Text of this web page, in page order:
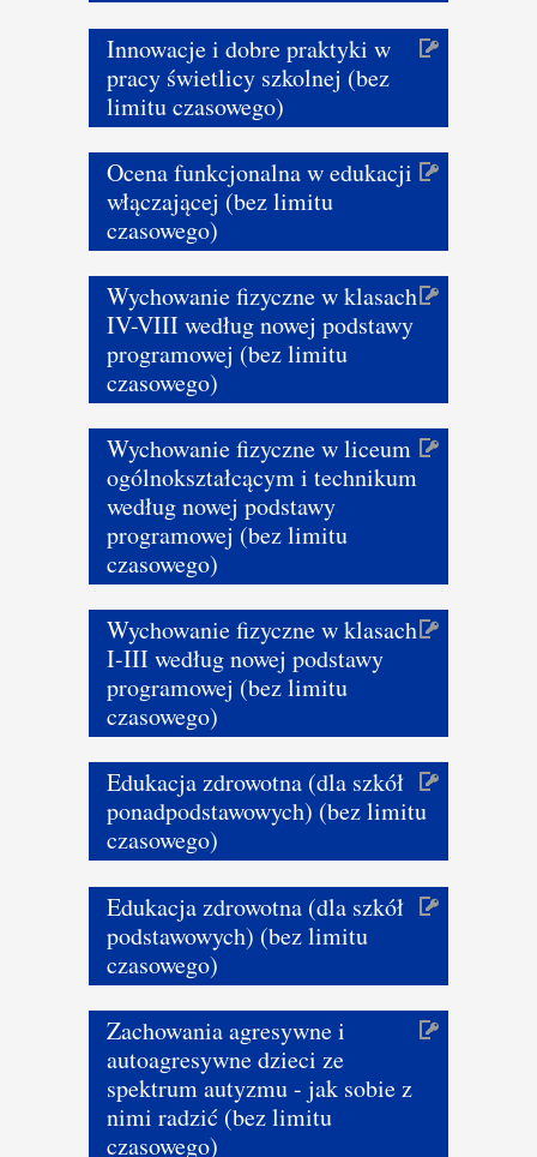
Innowacje i dobre praktyki w
pracy świetlicy szkolnej (bez
limitu czasowego)
Ocena funkcjonalna w edukacji
włączającej (bez limitu
czasowego)
Wychowanie fizyczne w klasach
IV-VIII według nowej podstawy
programowej (bez limitu
czasowego)
Wychowanie fizyczne w liceum
ogólnokształcącym i technikum
według nowej podstawy
programowej (bez limitu
czasowego)
Wychowanie fizyczne w klasach
I-III według nowej podstawy
programowej (bez limitu
czasowego)
Edukacja zdrowotna (dla szkół
ponadpodstawowych) (bez limitu
czasowego)
Edukacja zdrowotna (dla szkół
podstawowych) (bez limitu
czasowego)
Zachowania agresywne i
autoagresywne dzieci ze
spektrum autyzmu - jak sobie z
nimi radzić (bez limitu
czasowego)